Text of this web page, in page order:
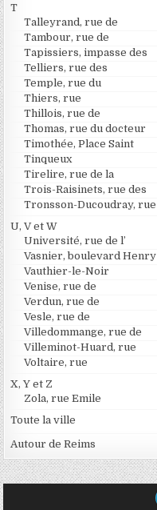
T
Talleyrand, rue de
Tambour, rue de
Tapissiers, impasse des
Telliers, rue des
Temple, rue du
Thiers, rue
Thillois, rue de
Thomas, rue du docteur
Timothée, Place Saint
Tinqueux
Tirelire, rue de la
Trois-Raisinets, rue des
Tronsson-Ducoudray, rue
U, V et W
Université, rue de l’
Vasnier, boulevard Henry
Vauthier-le-Noir
Venise, rue de
Verdun, rue de
Vesle, rue de
Villedommange, rue de
Villeminot-Huard, rue
Voltaire, rue
X, Y et Z
Zola, rue Emile
Toute la ville
Autour de Reims